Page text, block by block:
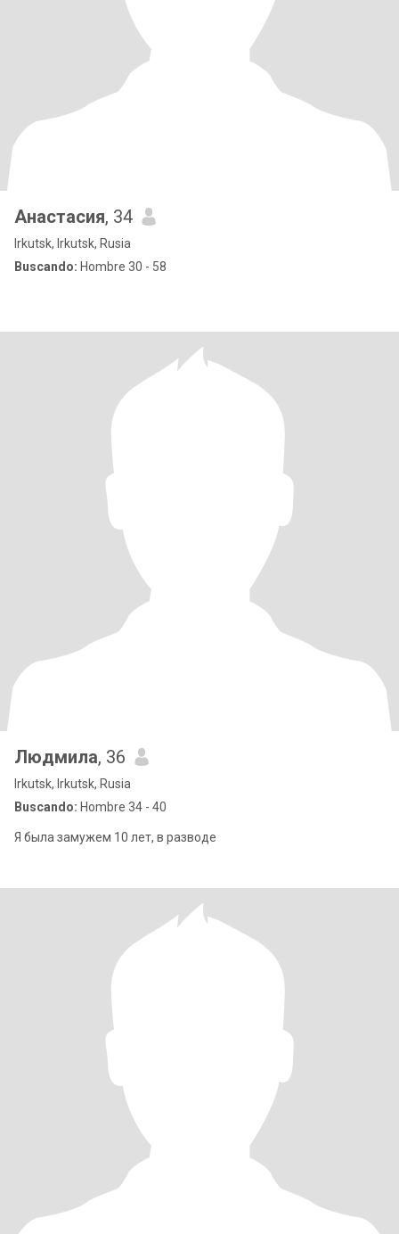
Анастасия, 34
Irkutsk, Irkutsk, Rusia
Buscando: Hombre 30 - 58
Людмила, 36
Irkutsk, Irkutsk, Rusia
Buscando: Hombre 34 - 40
Я была замужем 10 лет, в разводе